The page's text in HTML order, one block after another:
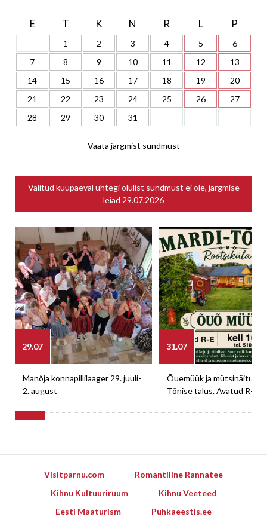
E T K N R L P
1 2 3 4 5
6
7
8 9 10 11 12
13
14
15 16 17 18 19
20
21
22 23 24 25 26
27
28
29 30 31
Vaata järgmist sündmust
Valitud kuupäeval ühtegi olulist sündmust ei ole, järgmise
leiad 29.07.2026
29.07
Manõja konnapillilaager 29. juuli-
2. august
31.07
Õuemüük ja mütsinäitus
Tõnise talus. Avatud R-E
Visitparnu.com
Romantiline Rannatee
Kihnu Kultuuriruum
Kihnu Veeteed
Eesti Maaturism
Puhkaeestis.ee